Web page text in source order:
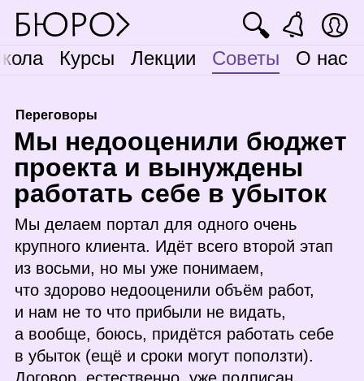
Курсы Лекции Советы О нас
🔍
Переговоры
Мы недооценили бюджет
проекта и вынуждены
работать себе в убыток
Мы делаем портал для одного очень
крупного клиента. Идёт всего второй этап
из восьми, но мы уже понимаем,
что здорово недооценили объём работ,
и нам не то что прибыли не видать,
а вообще, боюсь, придётся работать себе
в убыток (ещё и сроки могут поползти).